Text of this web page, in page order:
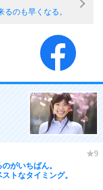
のも早くなる。
がいちばん。
トなタイミング。